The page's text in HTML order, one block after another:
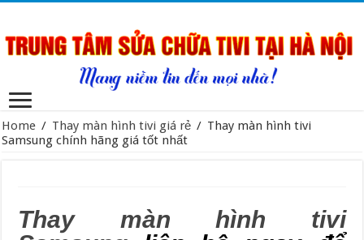
Home / Thay màn hình tivi giá rẻ / Thay màn hình tivi
Samsung chính hãng giá tốt nhất
Thay màn hình tivi